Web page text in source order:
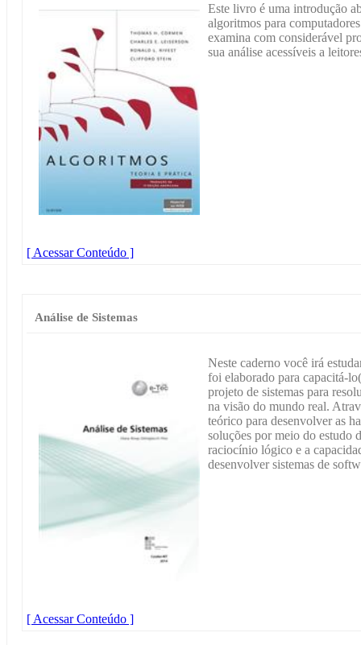
Este livro é uma introdução
algoritmos para
examina com considerável
sua análise acessíveis a
[ Acessar Conteúdo ]
Análise de Sistemas
Neste caderno você irá
foi elaborado para capacitá-
projeto de sistemas para
na visão do mundo real.
teórico para desenvolver as
soluções por meio do estudo
raciocínio lógico e a
desenvolver sistemas de
[ Acessar Conteúdo ]